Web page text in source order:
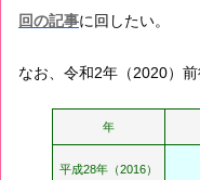
回の記事に回したい。
なお、令和2年（2020）
年
平成28年（2016）